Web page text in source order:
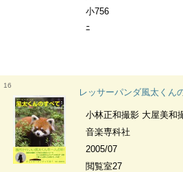
小756
ﾆ
16
レッサーパンダ風太くん
小林正和撮影 大屋美和
音楽専科社
2005/07
閲覧室27